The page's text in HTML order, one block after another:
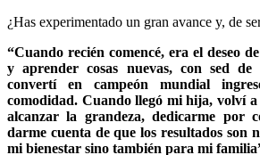
¿Has experimentado un gran avance y, de
“Cuando recién comencé, era el deseo
y aprender cosas nuevas, con sed
convertí en campeón mundial
comodidad. Cuando llegó mi hija, volví
alcanzar la grandeza, dedicarme por
darme cuenta de que los resultados son
mi bienestar sino también para mi